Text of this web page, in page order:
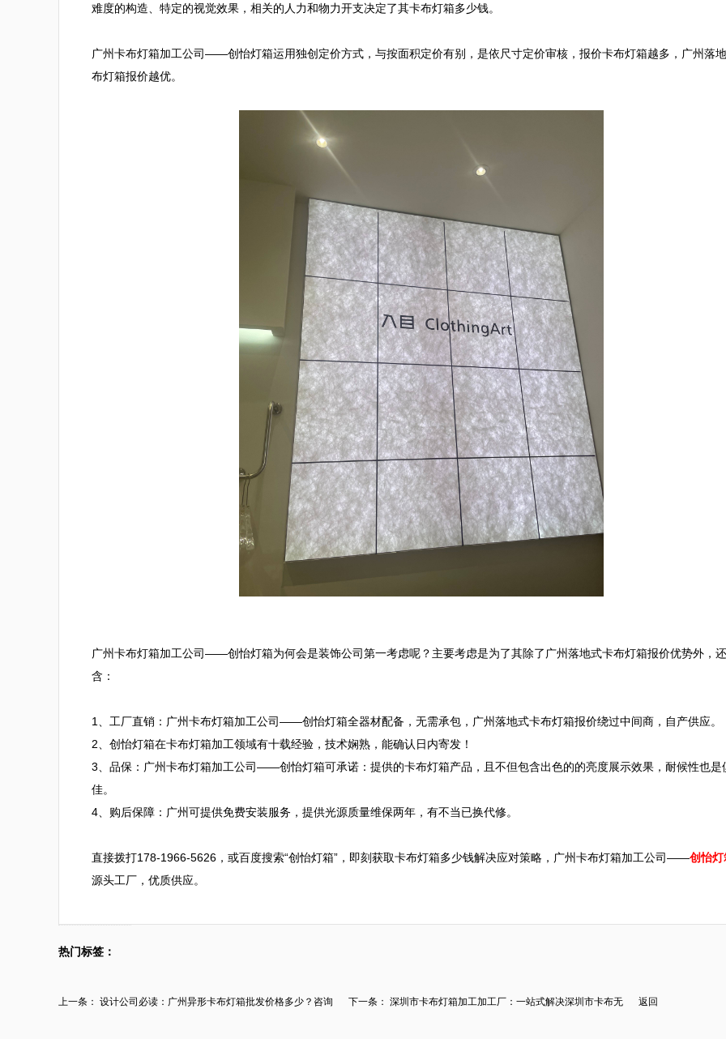
难度的构造、特定的视觉效果，相关的人力和物力开支决定了其卡布灯箱多少钱。
广州卡布灯箱加工公司——创怡灯箱运用独创定价方式，与按面积定价有别，是依尺寸定价审核，报价卡布灯箱越多，广州落
布灯箱报价越优。
广州卡布灯箱加工公司——创怡灯箱为何会是装饰公司第一考虑呢？主要考虑是为了其除了广州落地式卡布灯箱报价优势外，
含：
1、工厂直销：广州卡布灯箱加工公司——创怡灯箱全器材配备，无需承包，广州落地式卡布灯箱报价绕过中间商，自产供应。
2、创怡灯箱在卡布灯箱加工领域有十载经验，技术娴熟，能确认日内寄发！
3、品保：广州卡布灯箱加工公司——创怡灯箱可承诺：提供的卡布灯箱产品，且不但包含出色的的亮度展示效果，耐候性也是
佳。
4、购后保障：广州可提供免费安装服务，提供光源质量维保两年，有不当已换代修。
直接拨打178-1966-5626，或百度搜索“创怡灯箱”，即刻获取卡布灯箱多少钱解决应对策略，广州卡布灯箱加工公司——创怡灯
源头工厂，优质供应。
热门标签：
上一条： 设计公司必读：广州异形卡布灯箱批发价格多少？咨询
下一条： 深圳市卡布灯箱加工加工厂：一站式解决深圳市卡布无
返回